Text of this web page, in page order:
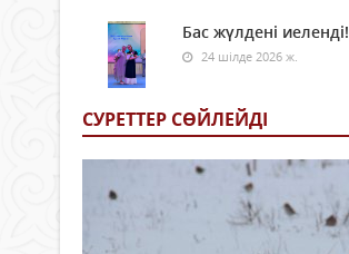
Бас жүлдені иеленді!
24 шілде 2026 ж.
СУРЕТТЕР СӨЙЛЕЙДI